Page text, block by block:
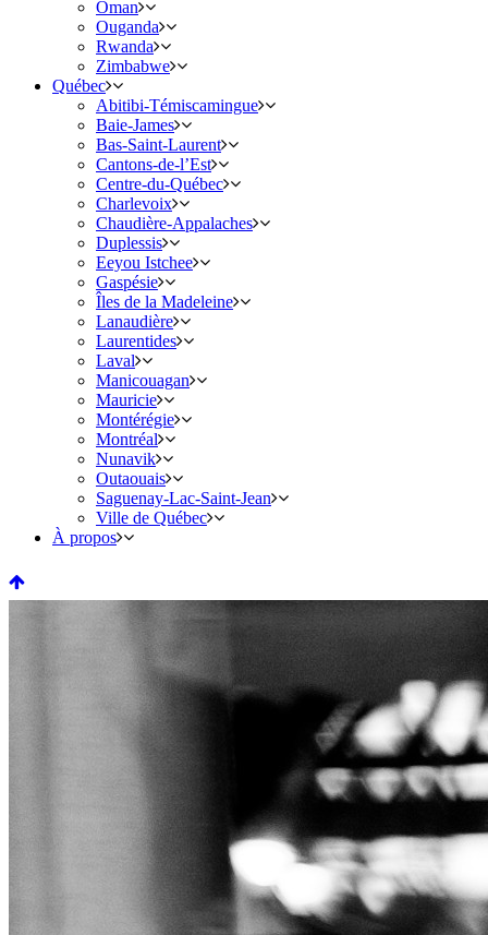
Oman
Ouganda
Rwanda
Zimbabwe
Québec
Abitibi-Témiscamingue
Baie-James
Bas-Saint-Laurent
Cantons-de-l’Est
Centre-du-Québec
Charlevoix
Chaudière-Appalaches
Duplessis
Eeyou Istchee
Gaspésie
Îles de la Madeleine
Lanaudière
Laurentides
Laval
Manicouagan
Mauricie
Montérégie
Montréal
Nunavik
Outaouais
Saguenay-Lac-Saint-Jean
Ville de Québec
À propos